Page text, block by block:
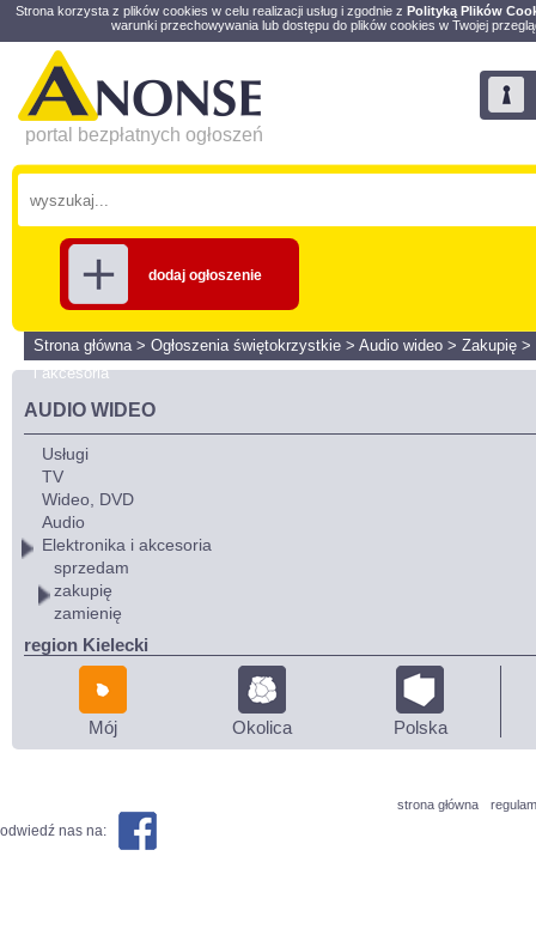
Strona korzysta z plików cookies w celu realizacji usług i zgodnie z Polityką Plików
warunki przechowywania lub dostępu do plików cookies w Twojej
portal bezpłatnych ogłoszeń
dodaj ogłoszenie
Strona główna> Ogłoszenia świętokrzystkie > Audio wideo > Zakupię >
i akcesoria
AUDIO WIDEO
Usługi
TV
Wideo, DVD
Audio
Elektronika i akcesoria
sprzedam
zakupię
zamienię
region Kielecki
Mój Okolica Polska
strona główna
odwiedź nas na: